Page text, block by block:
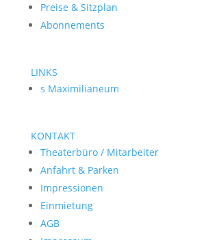
Preise & Sitzplan
Abonnements
LINKS
s Maximilianeum
KONTAKT
Theaterbüro / Mitarbeiter
Anfahrt & Parken
Impressionen
Einmietung
AGB